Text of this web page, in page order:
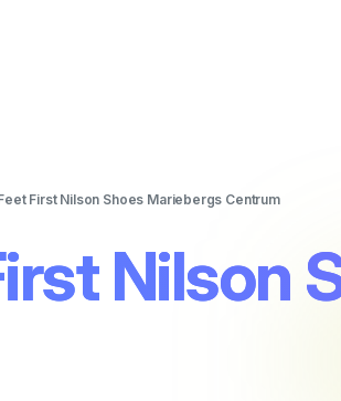
First Nilson Shoes Mariebergs Centrum
Nilson